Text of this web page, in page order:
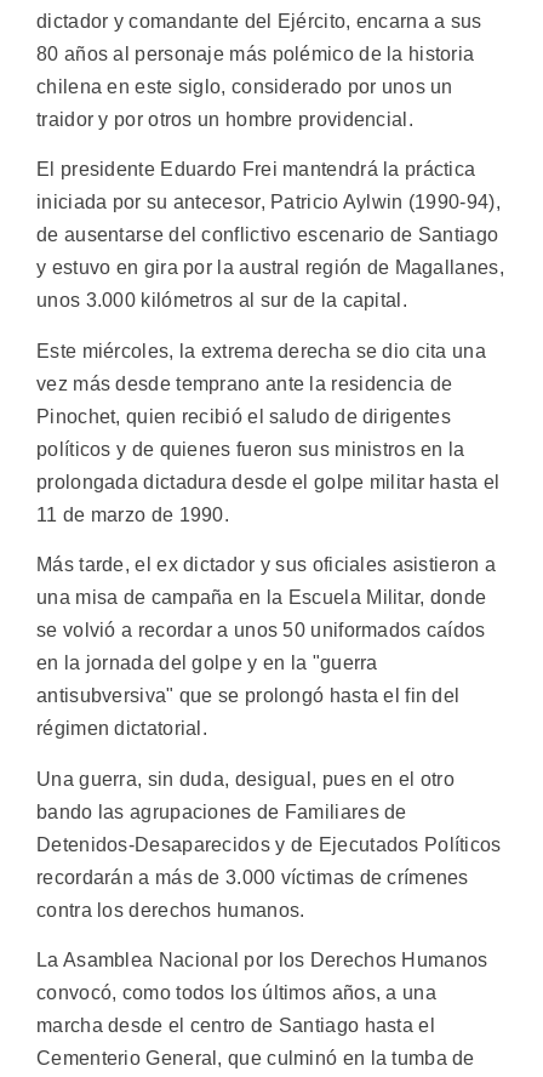
dictador y comandante del Ejército, encarna a sus
80 años al personaje más polémico de la historia
chilena en este siglo, considerado por unos un
traidor y por otros un hombre providencial.
El presidente Eduardo Frei mantendrá la práctica
iniciada por su antecesor, Patricio Aylwin (1990-94),
de ausentarse del conflictivo escenario de Santiago
y estuvo en gira por la austral región de Magallanes,
unos 3.000 kilómetros al sur de la capital.
Este miércoles, la extrema derecha se dio cita una
vez más desde temprano ante la residencia de
Pinochet, quien recibió el saludo de dirigentes
políticos y de quienes fueron sus ministros en la
prolongada dictadura desde el golpe militar hasta el
11 de marzo de 1990.
Más tarde, el ex dictador y sus oficiales asistieron a
una misa de campaña en la Escuela Militar, donde
se volvió a recordar a unos 50 uniformados caídos
en la jornada del golpe y en la "guerra
antisubversiva" que se prolongó hasta el fin del
régimen dictatorial.
Una guerra, sin duda, desigual, pues en el otro
bando las agrupaciones de Familiares de
Detenidos-Desaparecidos y de Ejecutados Políticos
recordarán a más de 3.000 víctimas de crímenes
contra los derechos humanos.
La Asamblea Nacional por los Derechos Humanos
convocó, como todos los últimos años, a una
marcha desde el centro de Santiago hasta el
Cementerio General, que culminó en la tumba de